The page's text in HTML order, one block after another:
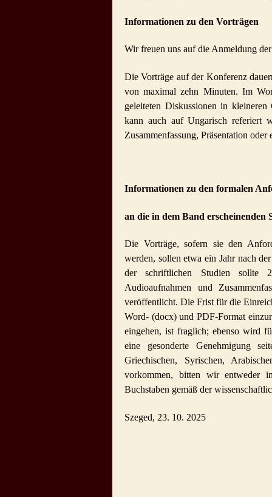
Informationen zu den Vorträgen
Wir freuen uns auf die Anmeldung
Die Vorträge auf der Konferenz
von maximal zehn Minuten. Im
geleiteten Diskussionen in
kann auch auf Ungarisch referiert
Zusammenfassung, Präsentation
Informationen zu den formalen
an die in dem Band erscheinenden
Die Vorträge, sofern sie den
werden, sollen etwa ein Jahr nach
der schriftlichen Studien sollte
Audioaufnahmen und
veröffentlicht. Die Frist für die
Word- (docx) und PDF-Format
eingehen, ist fraglich; ebenso wird
eine gesonderte Genehmigung
Griechischen, Syrischen,
vorkommen, bitten wir entweder
Buchstaben gemäß der
Szeged, 23. 10. 2025